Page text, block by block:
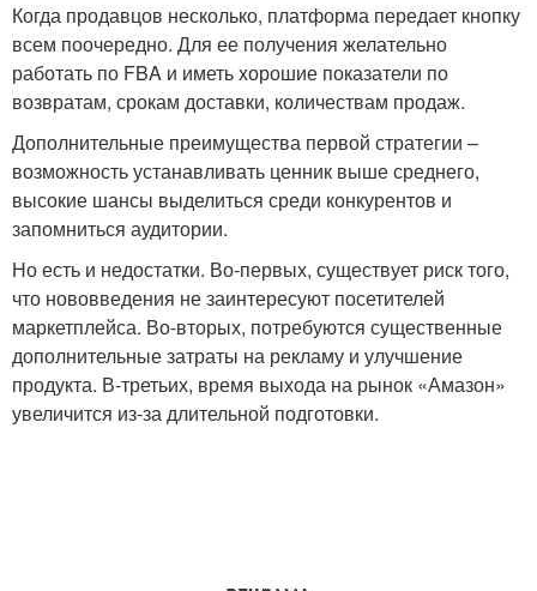
Когда продавцов несколько, платформа передает кнопку
всем поочередно. Для ее получения желательно
работать по FBA и иметь хорошие показатели по
возвратам, срокам доставки, количествам продаж.
Дополнительные преимущества первой стратегии –
возможность устанавливать ценник выше среднего,
высокие шансы выделиться среди конкурентов и
запомниться аудитории.
Но есть и недостатки. Во-первых, существует риск того,
что нововведения не заинтересуют посетителей
маркетплейса. Во-вторых, потребуются существенные
дополнительные затраты на рекламу и улучшение
продукта. В-третьих, время выхода на рынок «Амазон»
увеличится из-за длительной подготовки.